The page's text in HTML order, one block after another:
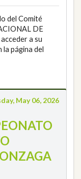
del Comité
DE
a su
página del
May 06, 2026